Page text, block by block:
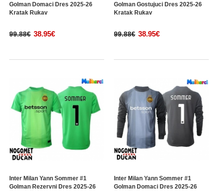
Golman Domaci Dres 2025-26
Kratak Rukav
99.88€ 38.95€
Golman Gostujuci Dres 2025-26
Kratak Rukav
99.88€ 38.95€
Inter Milan Yann Sommer #1
Golman Rezervni Dres 2025-26
Inter Milan Yann Sommer #1
Golman Domaci Dres 2025-26